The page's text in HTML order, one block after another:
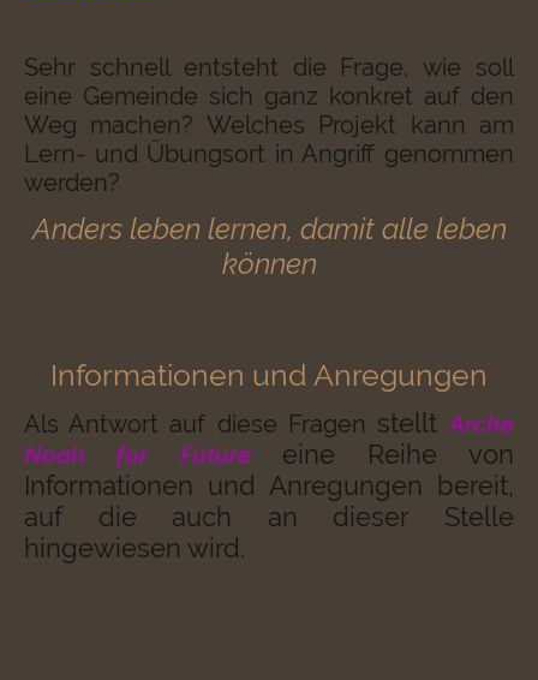
Sehr schnell entsteht die Frage, wie soll
eine Gemeinde sich ganz konkret auf den
Weg machen? Welches Projekt kann am
Lern- und Übungsort in Angriff genommen
werden?
Anders leben lernen, damit alle leben
können
Informationen und Anregungen
Als Antwort auf diese Fragen stelltArche
Noah for Future eine Reihe von
Informationen und Anregungen bereit,
auf die auch an dieser Stelle
hingewiesen wird.